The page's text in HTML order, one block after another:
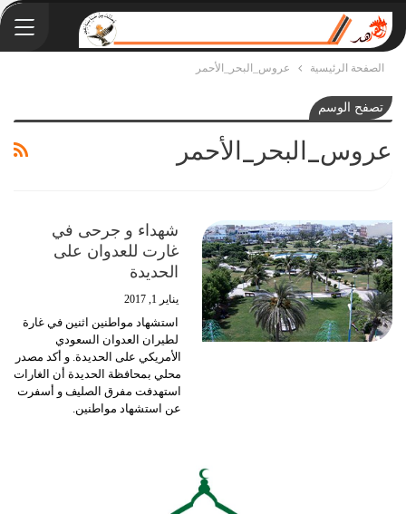
الصفحة الرئيسية عروس_البحر_الأحمر
تصفح الوسم
عروس_البحر_الأحمر
شهداء و جرحى في
غارت للعدوان على
الحديدة
يناير 1, 2017
استشهاد مواطنين اثنين في غارة
لطيران العدوان السعودي
الأمريكي على الحديدة. و أكد مصدر
محلي بمحافظة الحديدة أن الغارات
استهدفت مفرق الصليف و أسفرت
عن استشهاد مواطنين.